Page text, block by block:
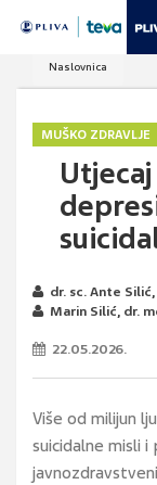
Naslovnica
MUŠKO ZDRAVLJE
dr. sc. Ante
Marin Silić, dr.
22.05.2026.
Više od milijun
suicidalne misli